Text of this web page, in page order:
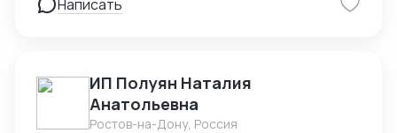
Написать
ИП Полуян Наталия
Анатольевна
Ростов-на-Дону, Россия